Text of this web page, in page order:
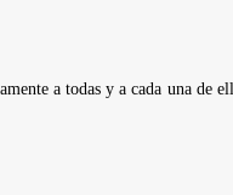
a todas y a cada una de